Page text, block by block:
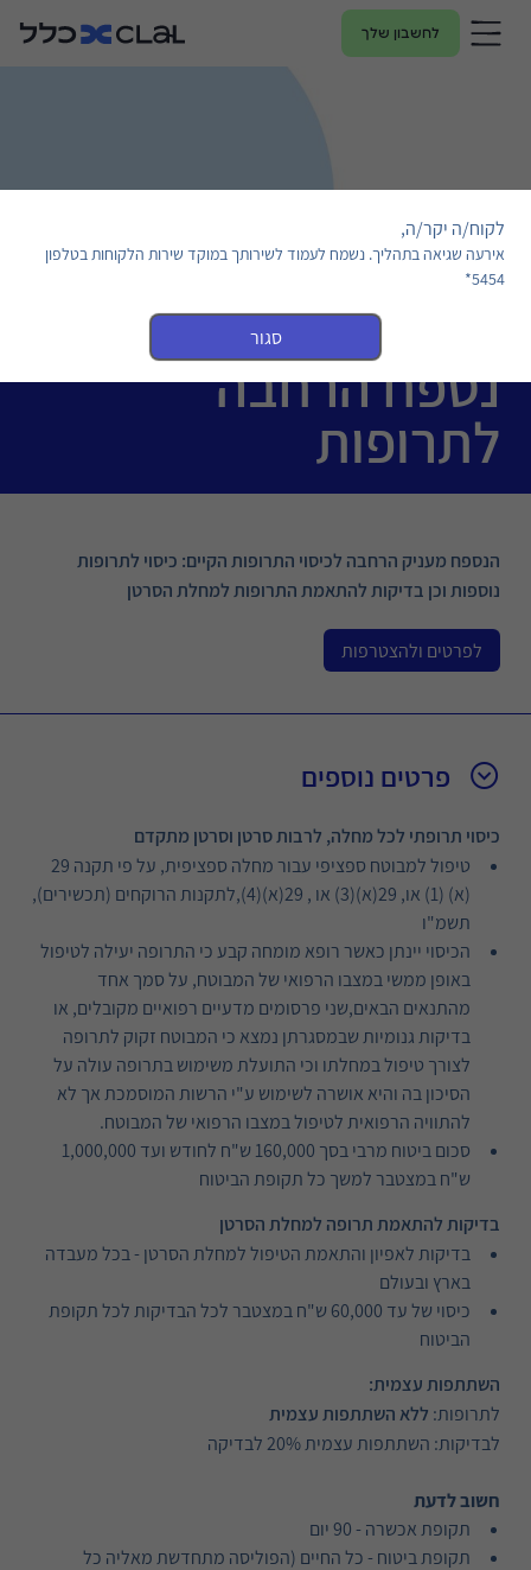
לחשבון שלך
נספח הרחבה
לתרופות
הנספח מעניק הרחבה לכיסוי התרופות הקיים: כיסוי לתרופות
נוספות וכן בדיקות להתאמת התרופות למחלת הסרטן
לפרטים ולהצטרפות
פרטים נוספים
כיסוי תרופתי לכל מחלה, לרבות סרטן וסרטן מתקדם
טיפול למבוטח ספציפי עבור מחלה ספציפית, על פי תקנה 29
(א) (1) או, 29(א)(3) או , 29(א)(4),לתקנות הרוקחים (תכשירים),
תשמ"ו
הכיסוי יינתן כאשר רופא מומחה קבע כי התרופה יעילה לטיפול
באופן ממשי במצבו הרפואי של המבוטח, על סמך אחד
מהתנאים הבאים,שני פרסומים מדעיים רפואיים מקובלים, או
בדיקות גנומיות שבמסגרתן נמצא כי המבוטח זקוק לתרופה
לצורך טיפול במחלתו וכי התועלת משימוש בתרופה עולה על
הסיכון בה והיא אושרה לשימוש ע"י הרשות המוסמכת אך לא
להתוויה הרפואית לטיפול במצבו הרפואי של המבוטח.
סכום ביטוח מרבי בסך 160,000 ש"ח לחודש ועד 1,000,000
ש"ח במצטבר למשך כל תקופת הביטוח
בדיקות להתאמת תרופה למחלת הסרטן
בדיקות לאפיון והתאמת הטיפול למחלת הסרטן - בכל מעבדה
בארץ ובעולם
כיסוי של עד 60,000 ש"ח במצטבר לכל הבדיקות לכל תקופת
הביטוח
השתתפות עצמית:
לתרופות: ללא השתתפות עצמית
לבדיקות: השתתפות עצמית 20% לבדיקה
חשוב לדעת
תקופת אכשרה - 90 יום
תקופת ביטוח - כל החיים (הפוליסה מתחדשת מאליה כל
לקוח/ה יקר/ה,
אירעה שגיאה בתהליך. נשמח לעמוד לשירותך במוקד שירות הלקוחות בטלפון
5454*
סגור